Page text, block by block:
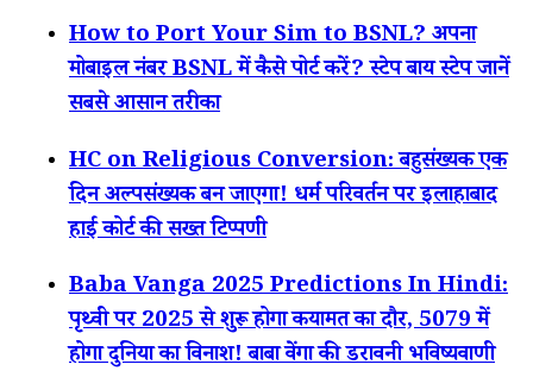
How to Port Your Sim to BSNL? अपना
मोबाइल नंबर BSNL में कैसे पोर्ट करें? स्टेप बाय स्टेप जानें
सबसे आसान तरीका
HC on Religious Conversion: बहुसंख्यक एक
दिन अल्पसंख्यक बन जाएगा! धर्म परिवर्तन पर इलाहाबाद
हाई कोर्ट की सख्त टिप्पणी
Baba Vanga 2025 Predictions In Hindi:
पृथ्वी पर 2025 से शुरू होगा कयामत का दौर, 5079 में
होगा दुनिया का विनाश! बाबा वेंगा की डरावनी भविष्यवाणी